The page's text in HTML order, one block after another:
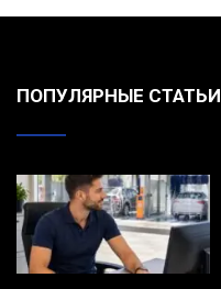
ПОПУЛЯРНЫЕ СТАТЬИ